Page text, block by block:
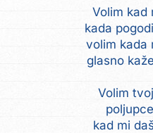
Volim kad
kada
volim kada
glasno
Volim
kad mi